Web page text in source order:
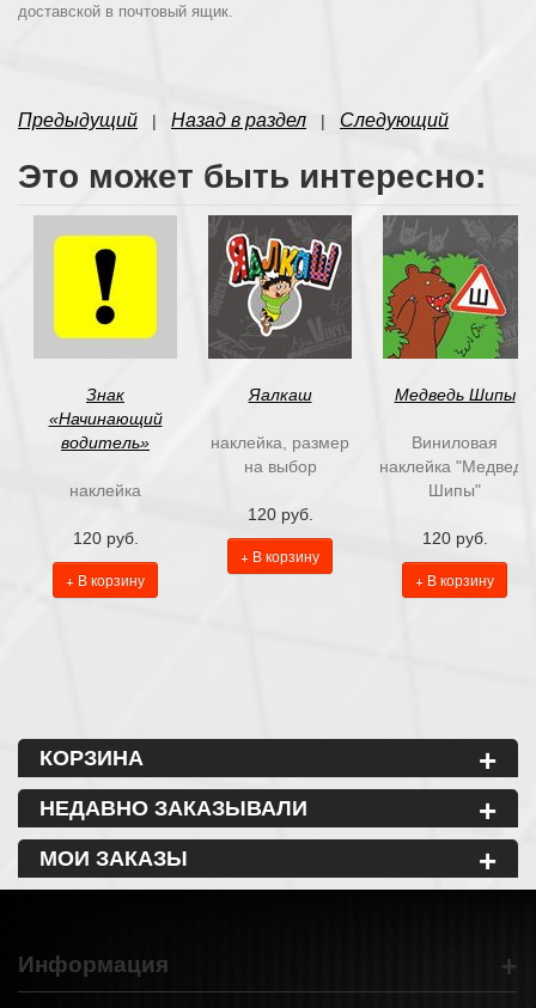
доставской в почтовый ящик.
Предыдущий | Назад в раздел | Следующий
Это может быть интересно:
Знак
«Начинающий
водитель»
наклейка
120 руб.
+ В корзину
Яалкаш
наклейка, размер
на выбор
120 руб.
+ В корзину
Медведь Шипы
Виниловая
наклейка "Медведь
Шипы"
120 руб.
+ В корзину
КОРЗИНА +
НЕДАВНО ЗАКАЗЫВАЛИ +
МОИ ЗАКАЗЫ +
Информация +